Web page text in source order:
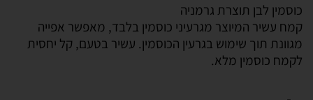
כוסמין לבן תוצרת גרמניה
קמח עשיר המיוצר מגרעיני כוסמין בלבד, מאפשר אפייה
מגוונת תוך שימוש בגרעין הכוסמין. עשיר בטעם, קל יחסית
לקמח כוסמין מלא.